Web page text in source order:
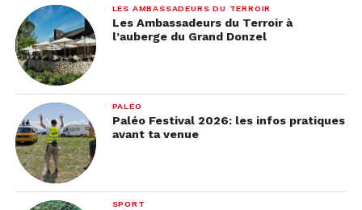
LES AMBASSADEURS DU TERROIR
Les Ambassadeurs du Terroir à
l’auberge du Grand Donzel
PALÉO
Paléo Festival 2026: les infos pratiques
avant ta venue
SPORT